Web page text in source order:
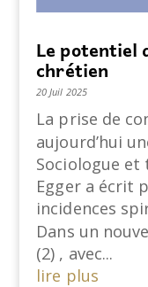
Le potentiel
chrétien
20 Juil 2025
La prise de
aujourd’hui
Sociologue et
Egger a écrit
incidences
Dans un
(2) , avec...
lire plus